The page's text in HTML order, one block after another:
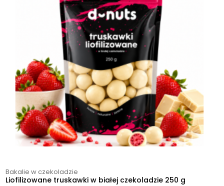
Bakalie w czekoladzie
Liofilizowane truskawki w białej czekoladzie 250 g